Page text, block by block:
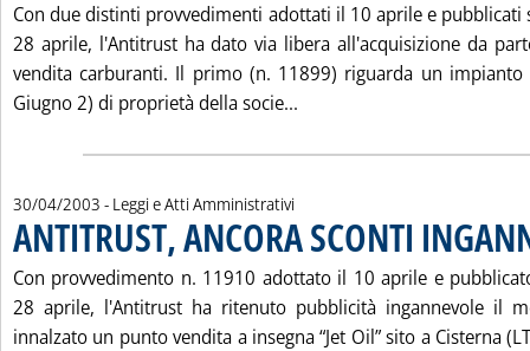
Con due distinti provvedimenti adottati il 10 aprile e
28 aprile, l'Antitrust ha dato via libera all'acquisizione da
vendita carburanti. Il primo (n. 11899) riguarda un
Giugno 2) di proprietà della socie...
30/04/2003 - Leggi e Atti Amministrativi
ANTITRUST, ANCORA SCONTI
Con provvedimento n. 11910 adottato il 10 aprile e
28 aprile, l'Antitrust ha ritenuto pubblicità ingannevole il
innalzato un punto vendita a insegna “Jet Oil” sito a Cisterna